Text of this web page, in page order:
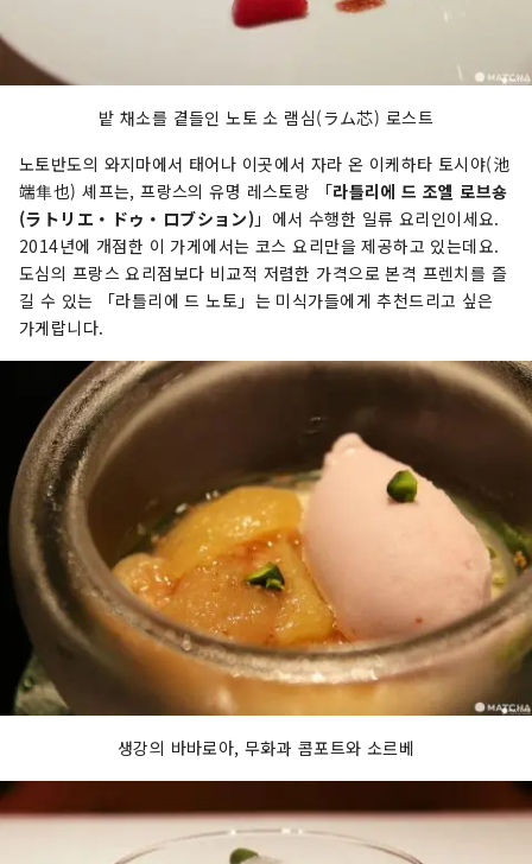
밭 채소를 곁들인 노토 소 램심(ラム芯) 로스트
노토반도의 와지마에서 태어나 이곳에서 자라 온 이케하타 토시야(池
端隼也) 셰프는, 프랑스의 유명 레스토랑 「라틀리에 드 조엘 로브숑
(ラトリエ・ドゥ・ロブション) 」에서 수행한 일류 요리인이세요.
2014년에 개점한 이 가게에서는 코스 요리만을 제공하고 있는데요.
도심의 프랑스 요리점보다 비교적 저렴한 가격으로 본격 프렌치를 즐
길 수 있는 「라틀리에 드 노토」는 미식가들에게 추천드리고 싶은
가게랍니다.
생강의 바바로아, 무화과 콤포트와 소르베